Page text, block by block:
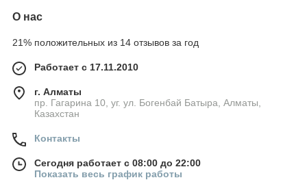
О нас
21% положительных из 14 отзывов за год
Работает с 17.11.2010
г. Алматы
пр. Гагарина 10, уг. ул. Богенбай Батыра, Алматы,
Казахстан
Контакты
Сегодня работает с 08:00 до 22:00
Показать весь график работы